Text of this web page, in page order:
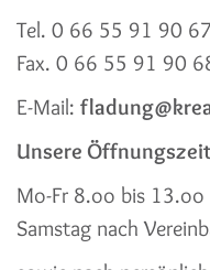
Tel. 0 66 55 91 90 67
Fax. 0 66 55 91 90
E-Mail:
Unsere
Mo-Fr 8.oo bis
Samstag nach